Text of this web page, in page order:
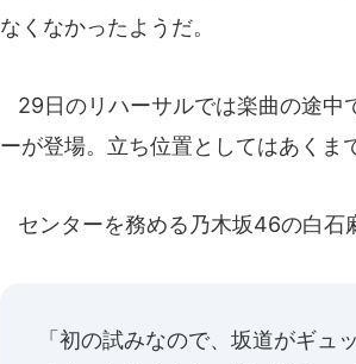
なくなかったようだ。
29日のリハーサルでは楽曲の途中
ーが登場。立ち位置としてはあくま
センターを務める乃木坂46の白石
「初の試みなので、坂道がギュ